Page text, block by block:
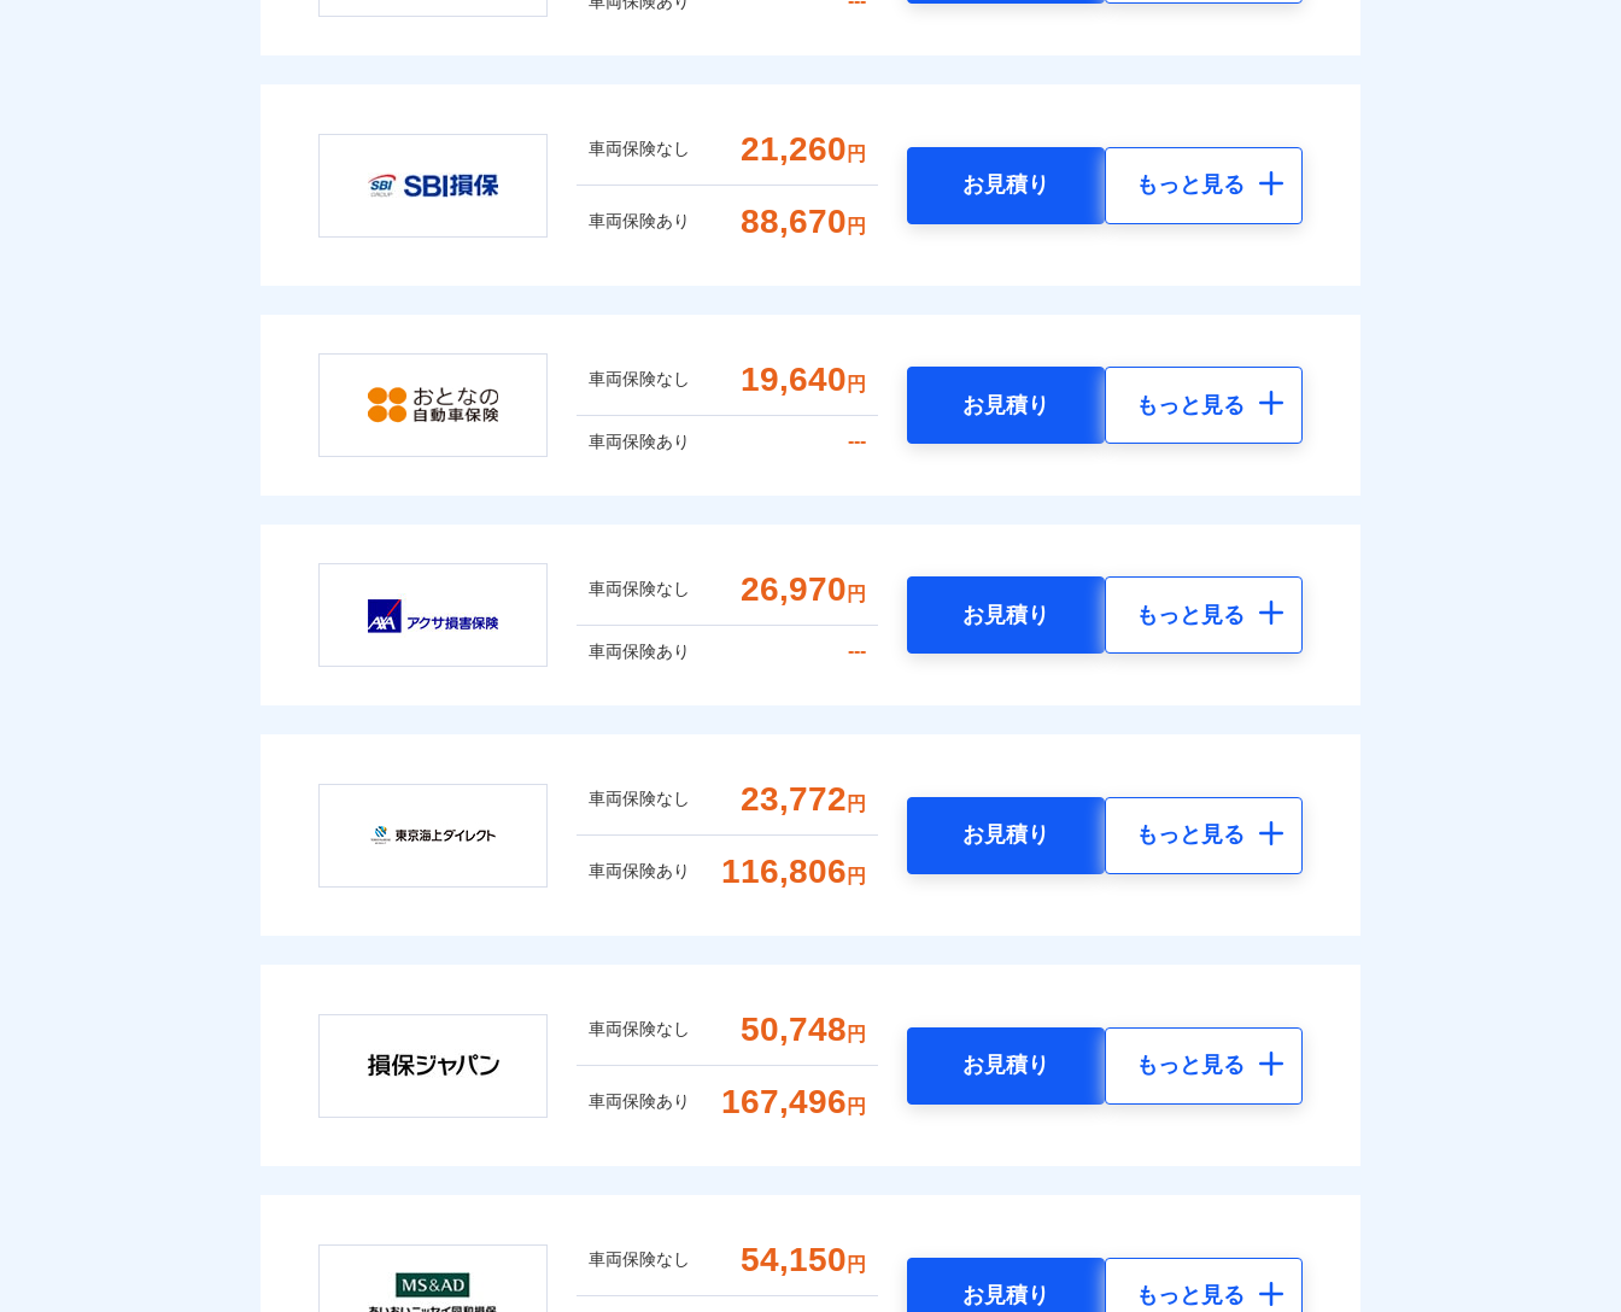
車両保険なし 21,260 円
車両保険あり 88,670 円
お見積り もっと見る
車両保険なし 19,640 円
車両保険あり ---
お見積り もっと見る
車両保険なし 26,970 円
車両保険あり ---
お見積り もっと見る
車両保険なし 23,772 円
車両保険あり 116,806 円
お見積り もっと見る
車両保険なし 50,748 円
車両保険あり 167,496 円
お見積り もっと見る
車両保険なし 54,150 円
お見積り もっと見る